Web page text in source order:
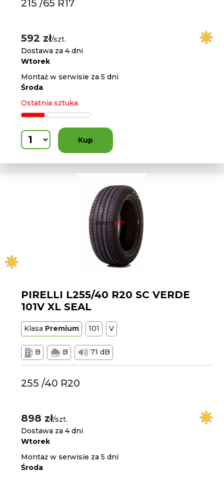
215 /65 R17
592 zł/szt.
Dostawa za 4 dni
Wtorek
Montaż w serwisie za 5 dni
Środa
Ostatnia sztuka
Kup
PIRELLI L255/40 R20 SC VERDE
101V XL SEAL
Klasa Premium 101 V
B B 71 dB
255 /40 R20
898 zł/szt.
Dostawa za 4 dni
Wtorek
Montaż w serwisie za 5 dni
Środa